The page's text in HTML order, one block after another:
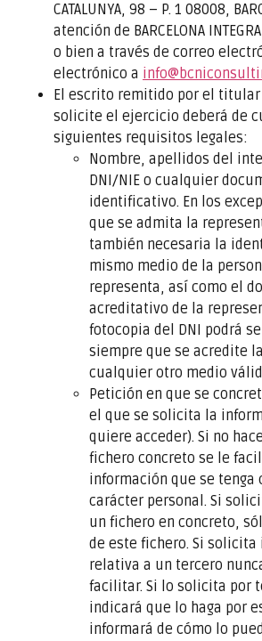
CATALUNYA, 98 – P. 1 08008,
atención de BARCELONA
o bien a través de correo
electrónico a
El escrito remitido por el titular
solicite el ejercicio deberá de
siguientes requisitos legales:
Nombre, apellidos del
DNI/NIE o cualquier
identificativo. En los
que se admita la
también necesaria la
mismo medio de la
representa, así como el
acreditativo de la
fotocopia del DNI podrá
siempre que se acredite
cualquier otro medio
Petición en que se
el que se solicita la
quiere acceder). Si no
fichero concreto se le
información que se tenga
carácter personal. Si
un fichero en concreto,
de este fichero. Si solicita
relativa a un tercero
facilitar. Si lo solicita por
indicará que lo haga por
informará de cómo lo